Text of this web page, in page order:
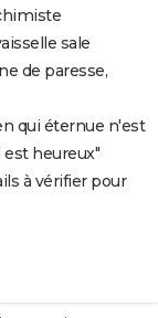
sale
de paresse,
qui éternue n'est
est heureux"
à vérifier pour